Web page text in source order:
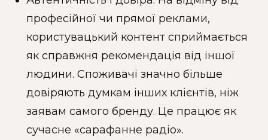
професійної чи прямої реклами,
користувацький контент сприймається
як справжня рекомендація від іншої
людини. Споживачі значно більше
довіряють думкам інших клієнтів, ніж
заявам самого бренду. Це працює як
сучасне «сарафанне радіо».